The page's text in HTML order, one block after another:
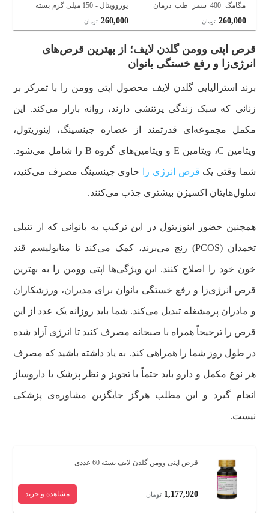
مگامگ 400 سمر طب درمان
بسته 60 عددی
260,000 تومان
یوروویتال - 150 میلی گرم بسته
14 عددی
260,000 تومان
قرص اپتی وومن گلدن لایف؛ از بهترین قرص‌های
انرژی‌زا و رفع خستگی بانوان
برند استرالیایی گلدن لایف محصول اپتی وومن را با تمرکز بر
زنانی که سبک زندگی پرتنشی دارند، روانه بازار می‌کند. این
مکمل مجموعه‌ای قدرتمند از عصاره جینسینگ، اینوزیتول،
ویتامین C، ویتامین E و ویتامین‌های گروه B را شامل می‌شود.
شما وقتی یک قرص انرژی زا حاوی جینسینگ مصرف می‌کنید،
سلول‌هایتان اکسیژن بیشتری جذب می‌کنند.
همچنین حضور اینوزیتول در این ترکیب به بانوانی که از تنبلی
تخمدان (PCOS) رنج می‌برند، کمک می‌کند تا متابولیسم قند
خون خود را اصلاح کنند. این ویژگی‌ها اپتی وومن را به بهترین
قرص انرژی‌زا و رفع خستگی بانوان برای مدیران، ورزشکاران
و مادران پرمشغله تبدیل می‌کند. شما باید روزانه یک عدد از این
قرص را ترجیحاً همراه با صبحانه مصرف کنید تا انرژی آزاد شده
در طول روز شما را همراهی کند. به یاد داشته باشید که مصرف
هر نوع مکمل و دارو باید حتماً با تجویز و نظر پزشک یا داروساز
انجام گیرد و این مطلب هرگز جایگزین مشاوره‌ی پزشکی
نیست.
قرص اپتی وومن گلدن لایف بسته 60 عددی
1,177,920 تومان مشاهده و خرید